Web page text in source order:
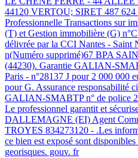
44120 VERTOU; SIRET 487 624
Professionnelle Transactions sur
(T) et Gestion immobilière (G)
délivrée par la CCI Nantes - Saint
n(Numéro supprimé)67 BPA
(44230). Garantie GALIAN-
Paris - n°28137 J pour 2 000 000
pour G. Assurance responsabilité
GALIAN-SMABTP n° de police
Le professionnel garantit et
DALLEMAGNE (EI) Agent
TROYES 834273120 - .Les
ce bien est exposé sont
georisques. gouv. fr